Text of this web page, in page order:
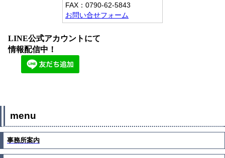
FAX： 0790-62-5843
お問い合せフォーム
LINE公式アカウントにて
情報配信中！
menu
事務所案内